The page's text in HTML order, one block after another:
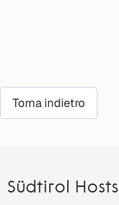
Torna indietro
Südtirol Hosts